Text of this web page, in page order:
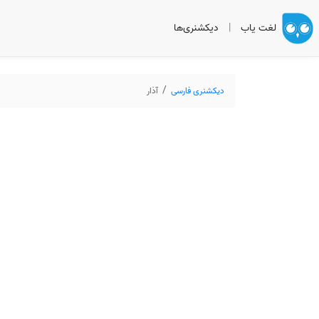
لغت یاب | دیکشنری‌ها
دیکشنری فارسی آذار